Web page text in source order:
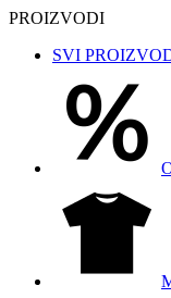
PROIZVODI
SVI